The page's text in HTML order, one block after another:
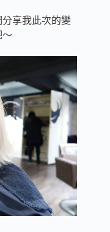
享我此次的變
～